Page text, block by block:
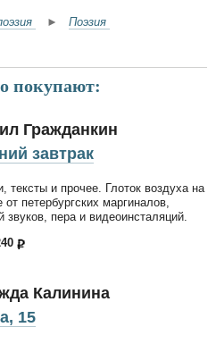
► Поэзия
покупают:
Гражданкин
завтрак
тексты и прочее. Глоток воздуха на
от петербургских маргиналов,
звуков, пера и видеоинсталяций.
Калинина
15